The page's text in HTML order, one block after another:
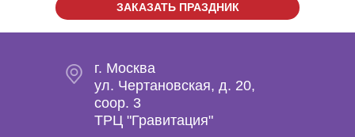
ЗАКАЗАТЬ ПРАЗДНИК
г. Москва
ул. Чертановская, д. 20,
coop. 3
ТРЦ "Гравитация"